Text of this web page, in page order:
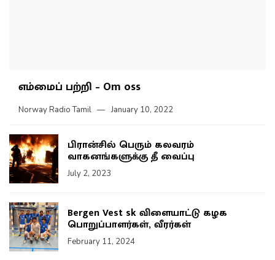
எம்மைப் பற்றி – Om oss
Norway Radio Tamil January 10, 2022
பிரான்சில் பெரும் கலவரம்
வாகனங்களுக்கு தீ வைப்பு
July 2, 2023
Bergen Vest sk விளையாட்டு கழக
பொறுப்பாளர்கள், வீரர்கள்
February 11, 2024